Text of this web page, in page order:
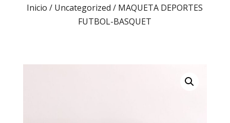
Inicio / Uncategorized / MAQUETA DEPORTES
FUTBOL-BASQUET